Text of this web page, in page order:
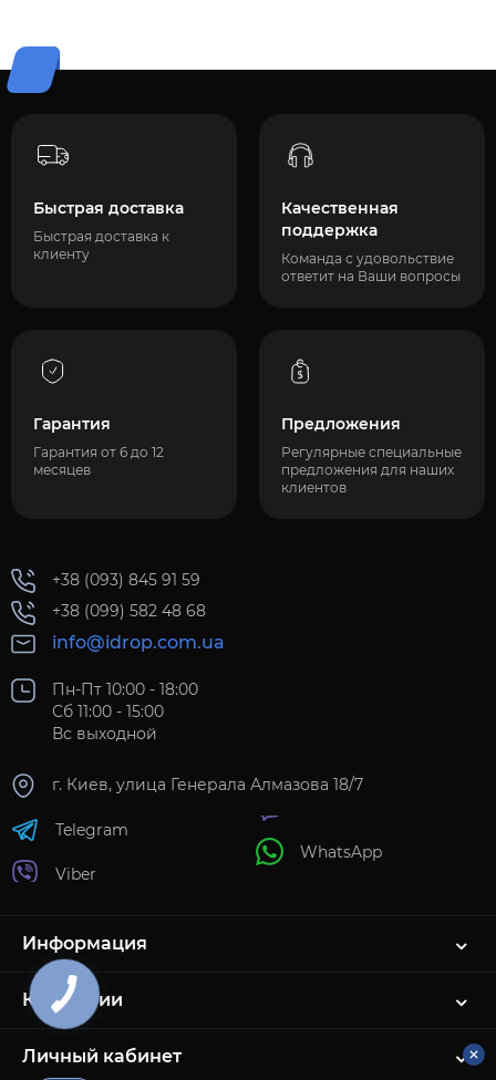
Быстрая доставка
Быстрая доставка к
клиенту
Качественная
поддержка
Команда с удовольствие
ответит на Ваши вопросы
Гарантия
Гарантия от 6 до 12
месяцев
Предложения
Регулярные специальные
предложения для наших
клиентов
+38 (093) 845 91 59
+38 (099) 582 48 68
info@idrop.com.ua
Пн-Пт 10:00 - 18:00
Сб 11:00 - 15:00
Вс выходной
г. Киев, улица Генерала Алмазова 18/7
Telegram
Viber
WhatsApp
Информация
Категории
Личный кабинет